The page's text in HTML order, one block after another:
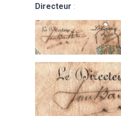
Directeur :